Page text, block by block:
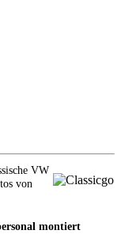
VW
von
montiert